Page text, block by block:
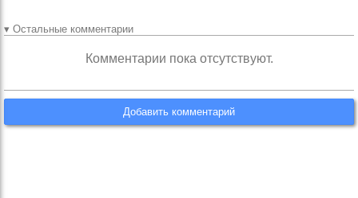
▾ Остальные комментарии
Комментарии пока отсутствуют.
Добавить комментарий